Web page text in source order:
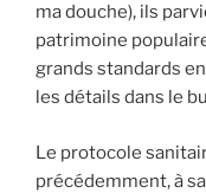
ma douche), ils
patrimoine
grands standards
les détails dans le
Le protocole
précédemment, à